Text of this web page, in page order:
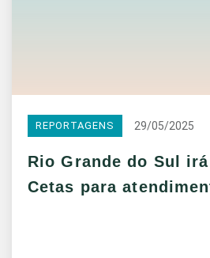
REPORTAGENS 29/05/2025
Rio Grande do Sul
Cetas para